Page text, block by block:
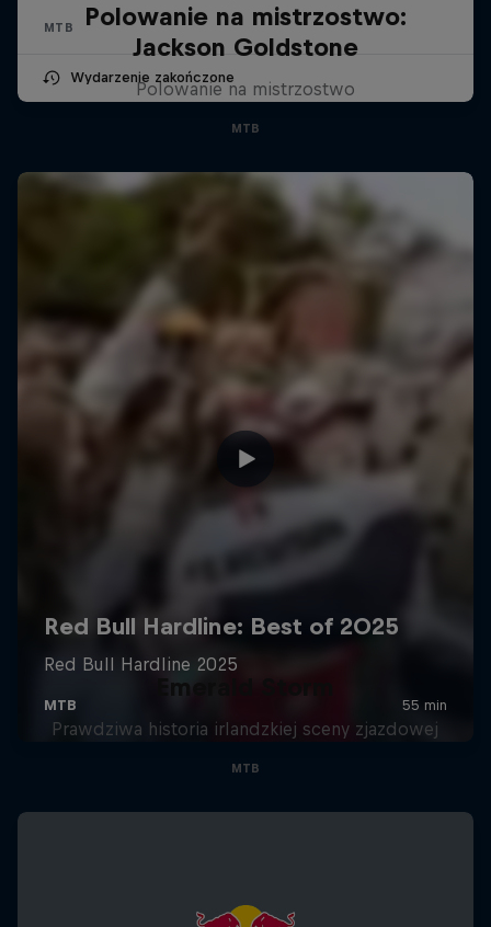
MTB
Wydarzenie zakończone
Polowanie na mistrzostwo:
Jackson Goldstone
Polowanie na mistrzostwo
MTB
Emerald Storm
Prawdziwa historia irlandzkiej sceny zjazdowej
MTB